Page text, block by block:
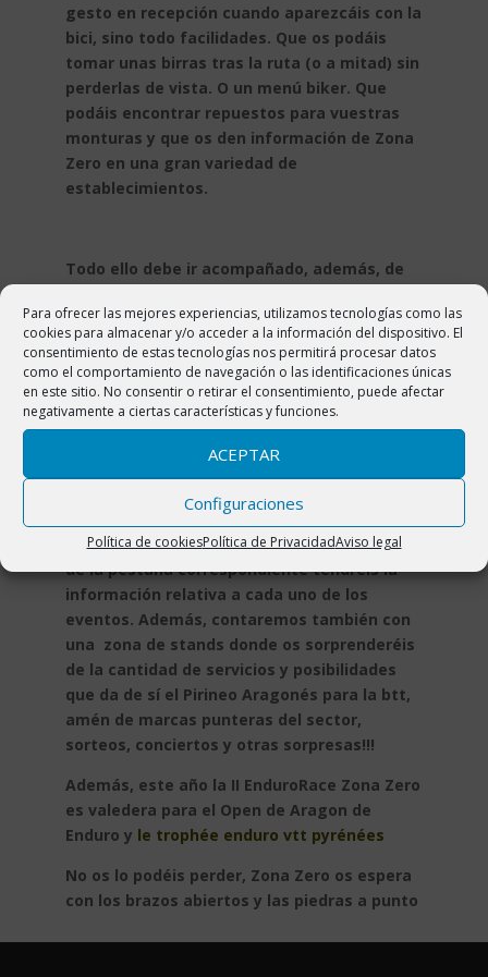
Para ofrecer las mejores experiencias, utilizamos tecnologías como las
cookies para almacenar y/o acceder a la información del dispositivo. El
consentimiento de estas tecnologías nos permitirá procesar datos
como el comportamiento de navegación o las identificaciones únicas
en este sitio. No consentir o retirar el consentimiento, puede afectar
negativamente a ciertas características y funciones.
ACEPTAR
Configuraciones
Política de cookiesPolítica de PrivacidadAviso legal
gesto en recepción cuando aparezcáis con la
bici, sino todo facilidades. Que os podáis
tomar unas birras tras la ruta (o a mitad) sin
perderlas de vista. O un menú biker. Que
podáis encontrar repuestos para vuestras
monturas y que os den información de Zona
Zero en una gran variedad de
establecimientos.
Todo ello debe ir acompañado, además, de
tenemos aquí. Este 2014 como novedad
hemos decicido modificar el calendario del
año pasado y unir dos eventos en uno, con el
objetivo de aumentar más aún si cabe el
ambiente endurero esos días. Es por ello que
rollo y espuma de cerveza. Este fin de
semana tendrá lugar tanto la V Kedada BTT
Zona Zero como la II EnduroRace ZZ. Dentro
de la pestaña correspondiente tendréis la
información relativa a cada uno de los
eventos. Además, contaremos también con
una zona de stands donde os sorprenderéis
de la cantidad de servicios y posibilidades
que da de sí el Pirineo Aragonés para la btt,
amén de marcas punteras del sector,
sorteos, conciertos y otras sorpresas!!!
Además, este año la II EnduroRace Zona Zero
es valedera para el Open de Aragon de
Enduro y le trophée enduro vtt pyrénées
No os lo podéis perder, Zona Zero os espera
con los brazos abiertos y las piedras a punto